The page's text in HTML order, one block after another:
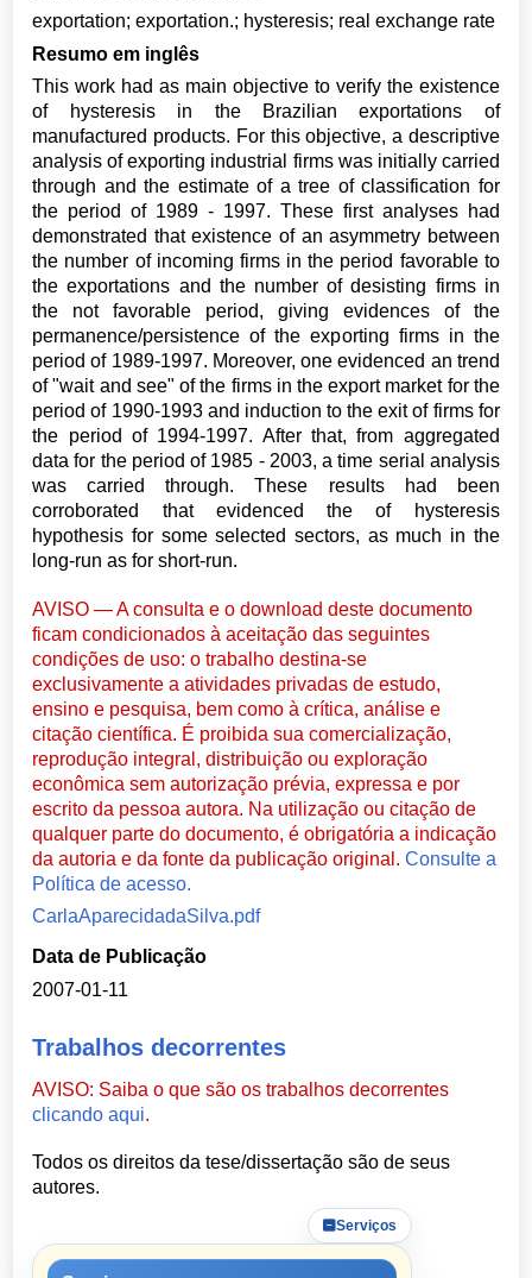
exportation; exportation.; hysteresis; real exchange rate
Resumo em inglês
This work had as main objective to verify the existence
of hysteresis in the Brazilian exportations of
manufactured products. For this objective, a descriptive
analysis of exporting industrial firms was initially carried
through and the estimate of a tree of classification for
the period of 1989 - 1997. These first analyses had
demonstrated that existence of an asymmetry between
the number of incoming firms in the period favorable to
the exportations and the number of desisting firms in
the not favorable period, giving evidences of the
permanence/persistence of the exporting firms in the
period of 1989-1997. Moreover, one evidenced an trend
of "wait and see" of the firms in the export market for the
period of 1990-1993 and induction to the exit of firms for
the period of 1994-1997. After that, from aggregated
data for the period of 1985 - 2003, a time serial analysis
was carried through. These results had been
corroborated that evidenced the of hysteresis
hypothesis for some selected sectors, as much in the
long-run as for short-run.
AVISO — A consulta e o download deste documento
ficam condicionados à aceitação das seguintes
condições de uso: o trabalho destina-se
exclusivamente a atividades privadas de estudo,
ensino e pesquisa, bem como à crítica, análise e
citação científica. É proibida sua comercialização,
reprodução integral, distribuição ou exploração
econômica sem autorização prévia, expressa e por
escrito da pessoa autora. Na utilização ou citação de
qualquer parte do documento, é obrigatória a indicação
da autoria e da fonte da publicação original.Consulte a
Política de acesso.
CarlaAparecidadaSilva.pdf
Data de Publicação
2007-01-11
Trabalhos decorrentes
AVISO: Saiba o que são os trabalhos decorrentes
clicando aqui.
Todos os direitos da tese/dissertação são de seus
autores.
Serviços